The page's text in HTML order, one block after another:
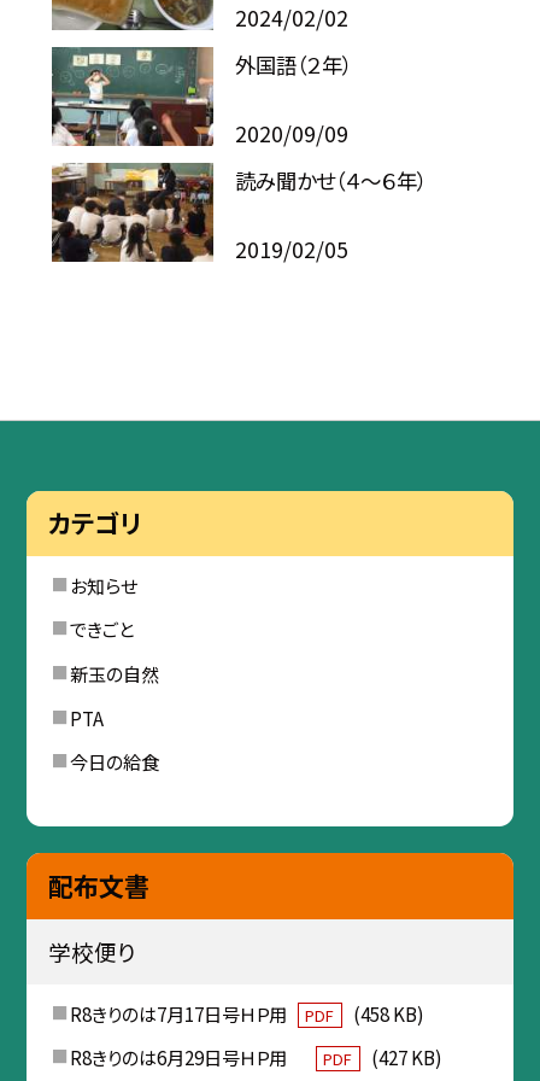
2024/02/02
外国語（２年）
2020/09/09
読み聞かせ（４〜６年）
2019/02/05
カテゴリ
お知らせ
できごと
新玉の自然
PTA
今日の給食
配布文書
学校便り
R8きりのは7月17日号ＨＰ用 PDF
(458 KB)
R8きりのは6月29日号ＨＰ用
PDF (427 KB)